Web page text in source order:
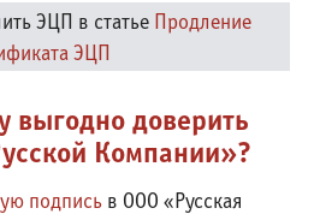
ЭЦП в статье
Продление
ЭЦП
выгодно доверить
Компании»?
подпись в ООО «Русская